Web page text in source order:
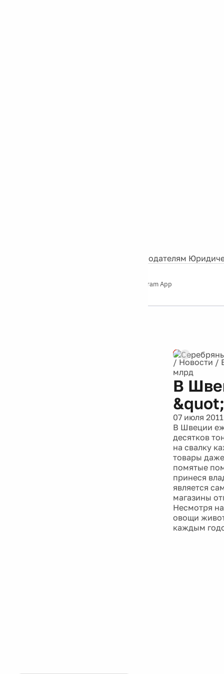
Рекламодателям
Telegram App
/ Новости /
млрд
В
07 июля 2011
В Швеции
десятков
на свалку
товары
помятые
принеся
является
магазины
Несмотря
овощи
каждым